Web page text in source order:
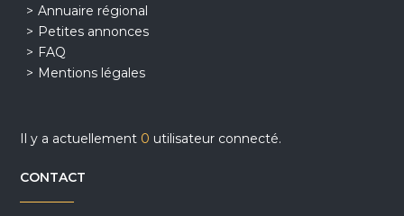
Annuaire régional
Petites annonces
FAQ
Mentions légales
Il y a actuellement 0 utilisateur connecté.
CONTACT